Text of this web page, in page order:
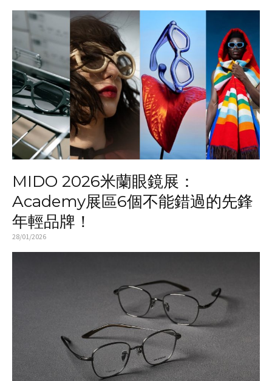
MIDO 2026米蘭眼鏡展：
Academy展區6個不能錯過的先鋒
年輕品牌！
28/01/2026